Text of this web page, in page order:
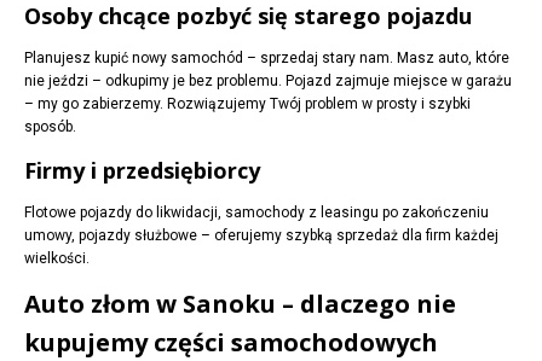
Osoby chcące pozbyć się starego pojazdu
Planujesz kupić nowy samochód – sprzedaj stary nam. Masz auto, które
nie jeździ – odkupimy je bez problemu. Pojazd zajmuje miejsce w garażu
– my go zabierzemy. Rozwiązujemy Twój problem w prosty i szybki
sposób.
Firmy i przedsiębiorcy
Flotowe pojazdy do likwidacji, samochody z leasingu po zakończeniu
umowy, pojazdy służbowe – oferujemy szybką sprzedaż dla firm każdej
wielkości.
Auto złom w Sanoku – dlaczego nie
kupujemy części samochodowych